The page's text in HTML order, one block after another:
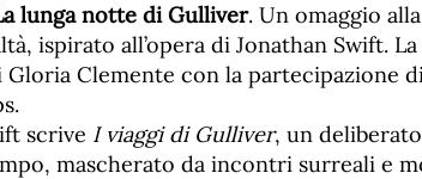
lunga notte di Gulliver. Un omaggio
ispirato all’opera di Jonathan Swift.
Clemente con la partecipazione
scrive I viaggi di Gulliver, un
mascherato da incontri surreali e